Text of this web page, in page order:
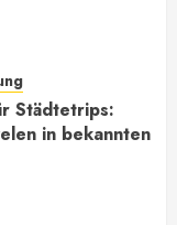
Städtetrips:
in bekannten